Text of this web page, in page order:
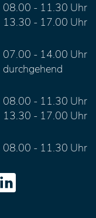
08.00 - 11.30 Uhr
13.30 - 17.00 Uhr
07.00 - 14.00 Uhr
durchgehend
08.00 - 11.30 Uhr
13.30 - 17.00 Uhr
08.00 - 11.30 Uhr